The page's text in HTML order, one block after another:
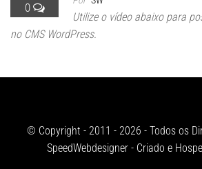
0
Utilize o vídeo abaixo para
no CMS WordPress.
© Copyright - 2011 - 2026 - Todos os
SpeedWebdesigner - Criado e